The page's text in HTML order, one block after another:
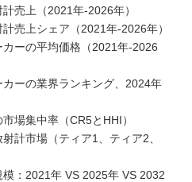
売上（2021年-2026年）
売上シェア（2021年-2026年）
カーの平均価格（2021年-2026
カーの業界ランキング、2024年
場集中率（CR5とHHI）
計市場（ティア1、ティア2、
模：2021年 VS 2025年 VS 2032